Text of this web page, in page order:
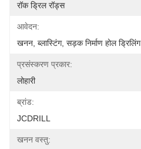
रॉक ड्रिल रॉड्स
आवेदन:
खनन, ब्लास्टिंग, सड़क निर्माण होल ड्रिलिंग
प्रसंस्करण प्रकार:
लोहारी
ब्रांड:
JCDRILL
खनन वस्तु: